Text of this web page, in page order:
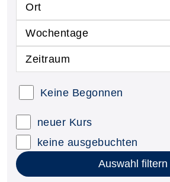
Ort
Wochentage
Zeitraum
Keine Begonnen
neuer Kurs
keine ausgebuchten
Auswahl filtern